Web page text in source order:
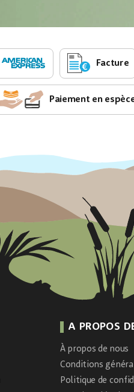
Facture
Paiement en
A PROPOS
À propos de nous
Conditions
Politique de